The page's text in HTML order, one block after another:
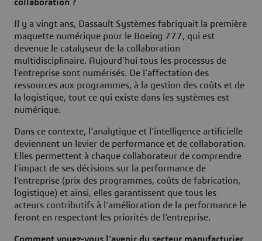
collaboration ?
Il y a vingt ans, Dassault Systèmes fabriquait la première
maquette numérique pour le Boeing 777, qui est
devenue le catalyseur de la collaboration
multidisciplinaire. Aujourd’hui tous les processus de
l’entreprise sont numérisés. De l’affectation des
ressources aux programmes, à la gestion des coûts et de
la logistique, tout ce qui existe dans les systèmes est
numérique.
Dans ce contexte, l’analytique et l’intelligence artificielle
deviennent un levier de performance et de collaboration.
Elles permettent à chaque collaborateur de comprendre
l’impact de ses décisions sur la performance de
l’entreprise (prix des programmes, coûts de fabrication,
logistique) et ainsi, elles garantissent que tous les
acteurs contributifs à l’amélioration de la performance le
feront en respectant les priorités de l’entreprise.